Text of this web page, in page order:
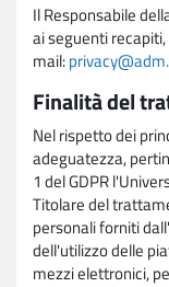
Il Responsabile
ai seguenti
mail:
Finalità del
Nel rispetto dei
adeguatezza,
1 del GDPR
Titolare del
personali forniti
dell'utilizzo delle
mezzi elettronici,